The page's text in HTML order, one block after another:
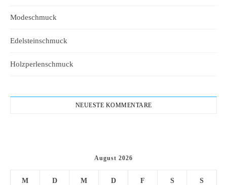
Modeschmuck
Edelsteinschmuck
Holzperlenschmuck
NEUESTE KOMMENTARE
August 2026
M D M D F S S